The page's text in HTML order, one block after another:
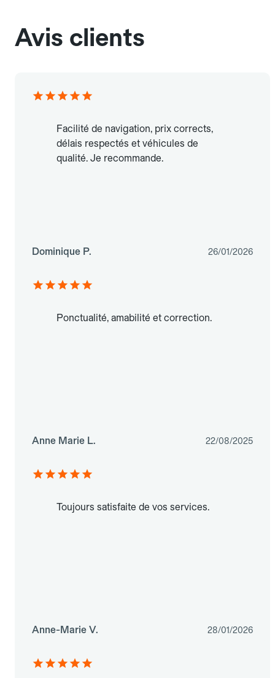
Avis clients
Facilité de navigation, prix corrects,
délais respectés et véhicules de
qualité. Je recommande.
Dominique P. 26/01/2026
Ponctualité, amabilité et correction.
Anne Marie L. 22/08/2025
Toujours satisfaite de vos services.
Anne-Marie V. 28/01/2026